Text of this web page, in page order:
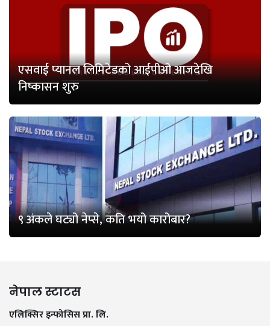
एसवाई प्यानल लिमिटेडको आईपीओ आजदेखि
निष्कासन शुरु
९ अंकले घट्यो नेप्से, कति भयो कारोबार?
नेपाल स्टाटस
एलिक्सिर इन्फोसिस प्रा. लि.